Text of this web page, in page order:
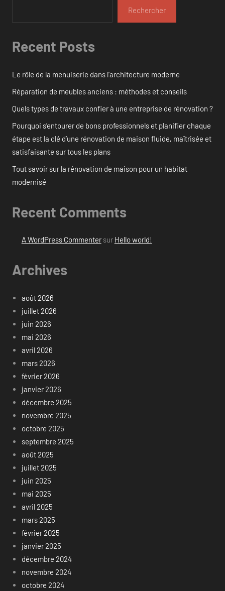
Rechercher
Recent Posts
Le rôle de la menuiserie dans l’architecture moderne
Réparation de meubles anciens : méthodes et conseils
Quels types de travaux confier à une entreprise de rénovation ?
Pourquoi s’entourer de bons professionnels et planifier chaque
étape est la clé d’une rénovation de maison fluide, maîtrisée et
satisfaisante sur tous les plans
Tout savoir sur la rénovation de maison pour un habitat
modernisé
Recent Comments
A WordPress Commentersur Hello world!
Archives
août 2026
juillet 2026
juin 2026
mai 2026
avril 2026
mars 2026
février 2026
janvier 2026
décembre 2025
novembre 2025
octobre 2025
septembre 2025
août 2025
juillet 2025
juin 2025
mai 2025
avril 2025
mars 2025
février 2025
janvier 2025
décembre 2024
novembre 2024
octobre 2024